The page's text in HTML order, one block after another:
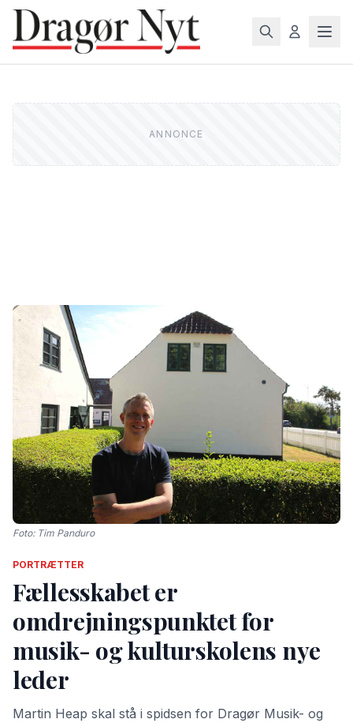
Foto: Tim Panduro
PORTRÆTTER
Fællesskabet er
omdrejningspunktet for
musik- og kulturskolens nye
leder
Martin Heap skal stå i spidsen for Dragør Musik- og